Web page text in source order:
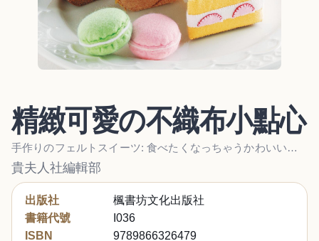
精緻可愛の不織布小點心
手作りのフェルトスイーツ: 食べたくなっちゃうかわいいスイーツ! シートフェルトで作りましょ
貴夫人社編輯部
出版社
楓書坊文化出版社
書籍代號
I036
ISBN
9789866326479